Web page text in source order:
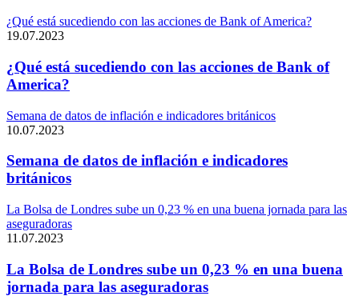
¿Qué está sucediendo con las acciones de Bank of America?
19.07.2023
¿Qué está sucediendo con las acciones de Bank of
America?
Semana de datos de inflación e indicadores británicos
10.07.2023
Semana de datos de inflación e indicadores
británicos
La Bolsa de Londres sube un 0,23 % en una buena jornada para las
aseguradoras
11.07.2023
La Bolsa de Londres sube un 0,23 % en una buena
jornada para las aseguradoras